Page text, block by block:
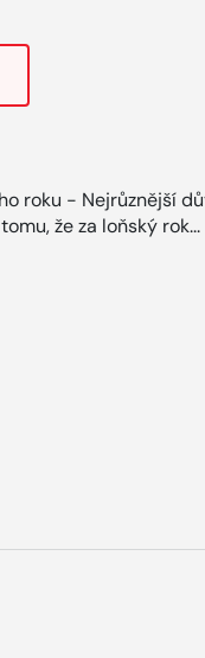
roku - Nejrůznější
že za loňský rok...